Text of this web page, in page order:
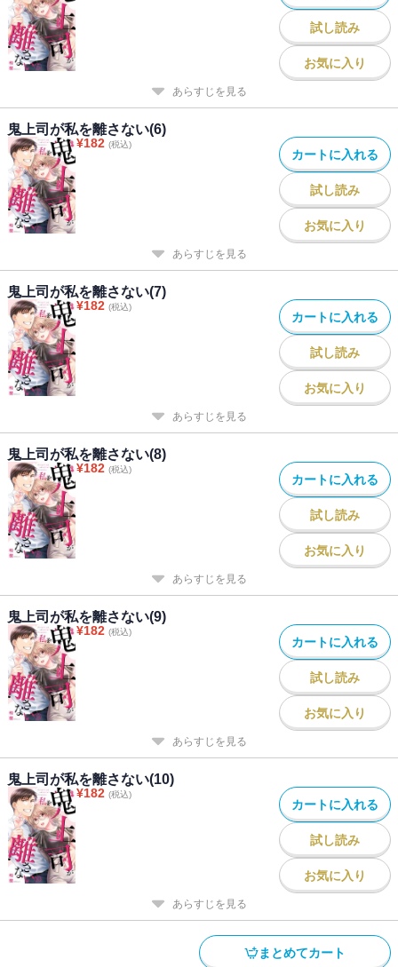
試し読み
お気に入り
あらすじを見る
鬼上司が私を離さない(6)
¥182 (税込)
カートに入れる
試し読み
お気に入り
あらすじを見る
鬼上司が私を離さない(7)
¥182 (税込)
カートに入れる
試し読み
お気に入り
あらすじを見る
鬼上司が私を離さない(8)
¥182 (税込)
カートに入れる
試し読み
お気に入り
あらすじを見る
鬼上司が私を離さない(9)
¥182 (税込)
カートに入れる
試し読み
お気に入り
あらすじを見る
鬼上司が私を離さない(10)
¥182 (税込)
カートに入れる
試し読み
お気に入り
あらすじを見る
まとめてカート